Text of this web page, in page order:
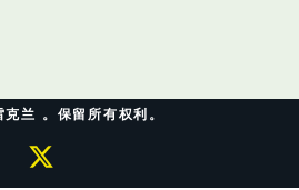
兰 。保留所有权利。